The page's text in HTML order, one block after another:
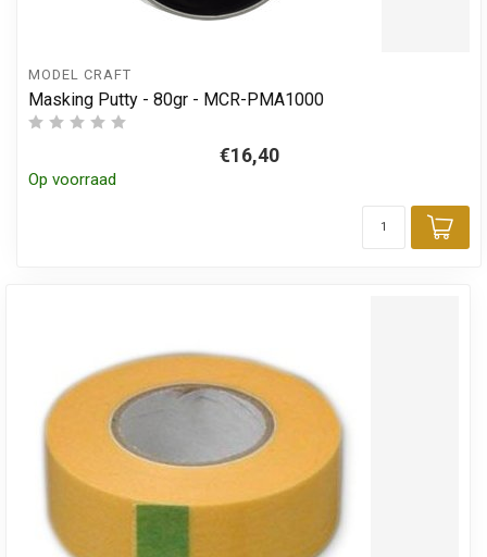
MODEL CRAFT
Masking Putty - 80gr - MCR-PMA1000
€16,40
Op voorraad